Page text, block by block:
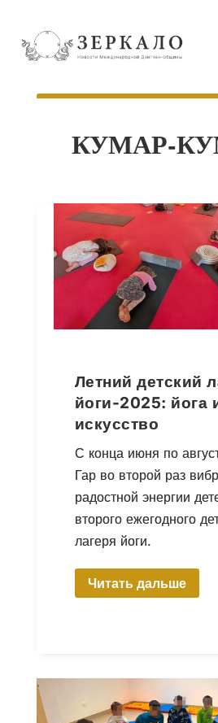
КУМАР-
Летний детский
йоги-2025: йога
искусство
С конца июня по
Гар во второй раз
радостной энергии
второго ежегодного
лагеря йоги.
Читать дальше